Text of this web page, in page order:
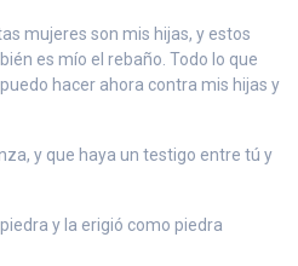
mujeres son mis hijas, y estos
es mío el rebaño. Todo lo que
hacer ahora contra mis hijas y
y que haya un testigo entre tú y
y la erigió como piedra